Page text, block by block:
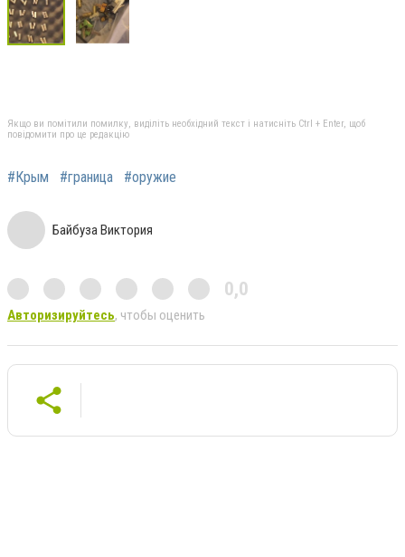
Якщо ви помітили помилку, виділіть необхідний текст і натисніть Ctrl + Enter, щоб
повідомити про це редакцію
#Крым #граница #оружие
Байбуза Виктория
0,0
Авторизируйтесь, чтобы оценить